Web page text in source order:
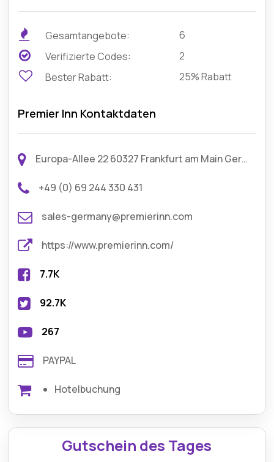
Gesamtangebote:
6
Verifizierte Codes:
2
Bester Rabatt:
25% Rabatt
Premier Inn Kontaktdaten
Europa-Allee 22 60327 Frankfurt am Main Germany
+49 (0) 69 244 330 431
sales-germany@premierinn.com
https://www.premierinn.com/
7.7K
92.7K
267
PAYPAL
Hotelbuchung
Gutschein des Tages